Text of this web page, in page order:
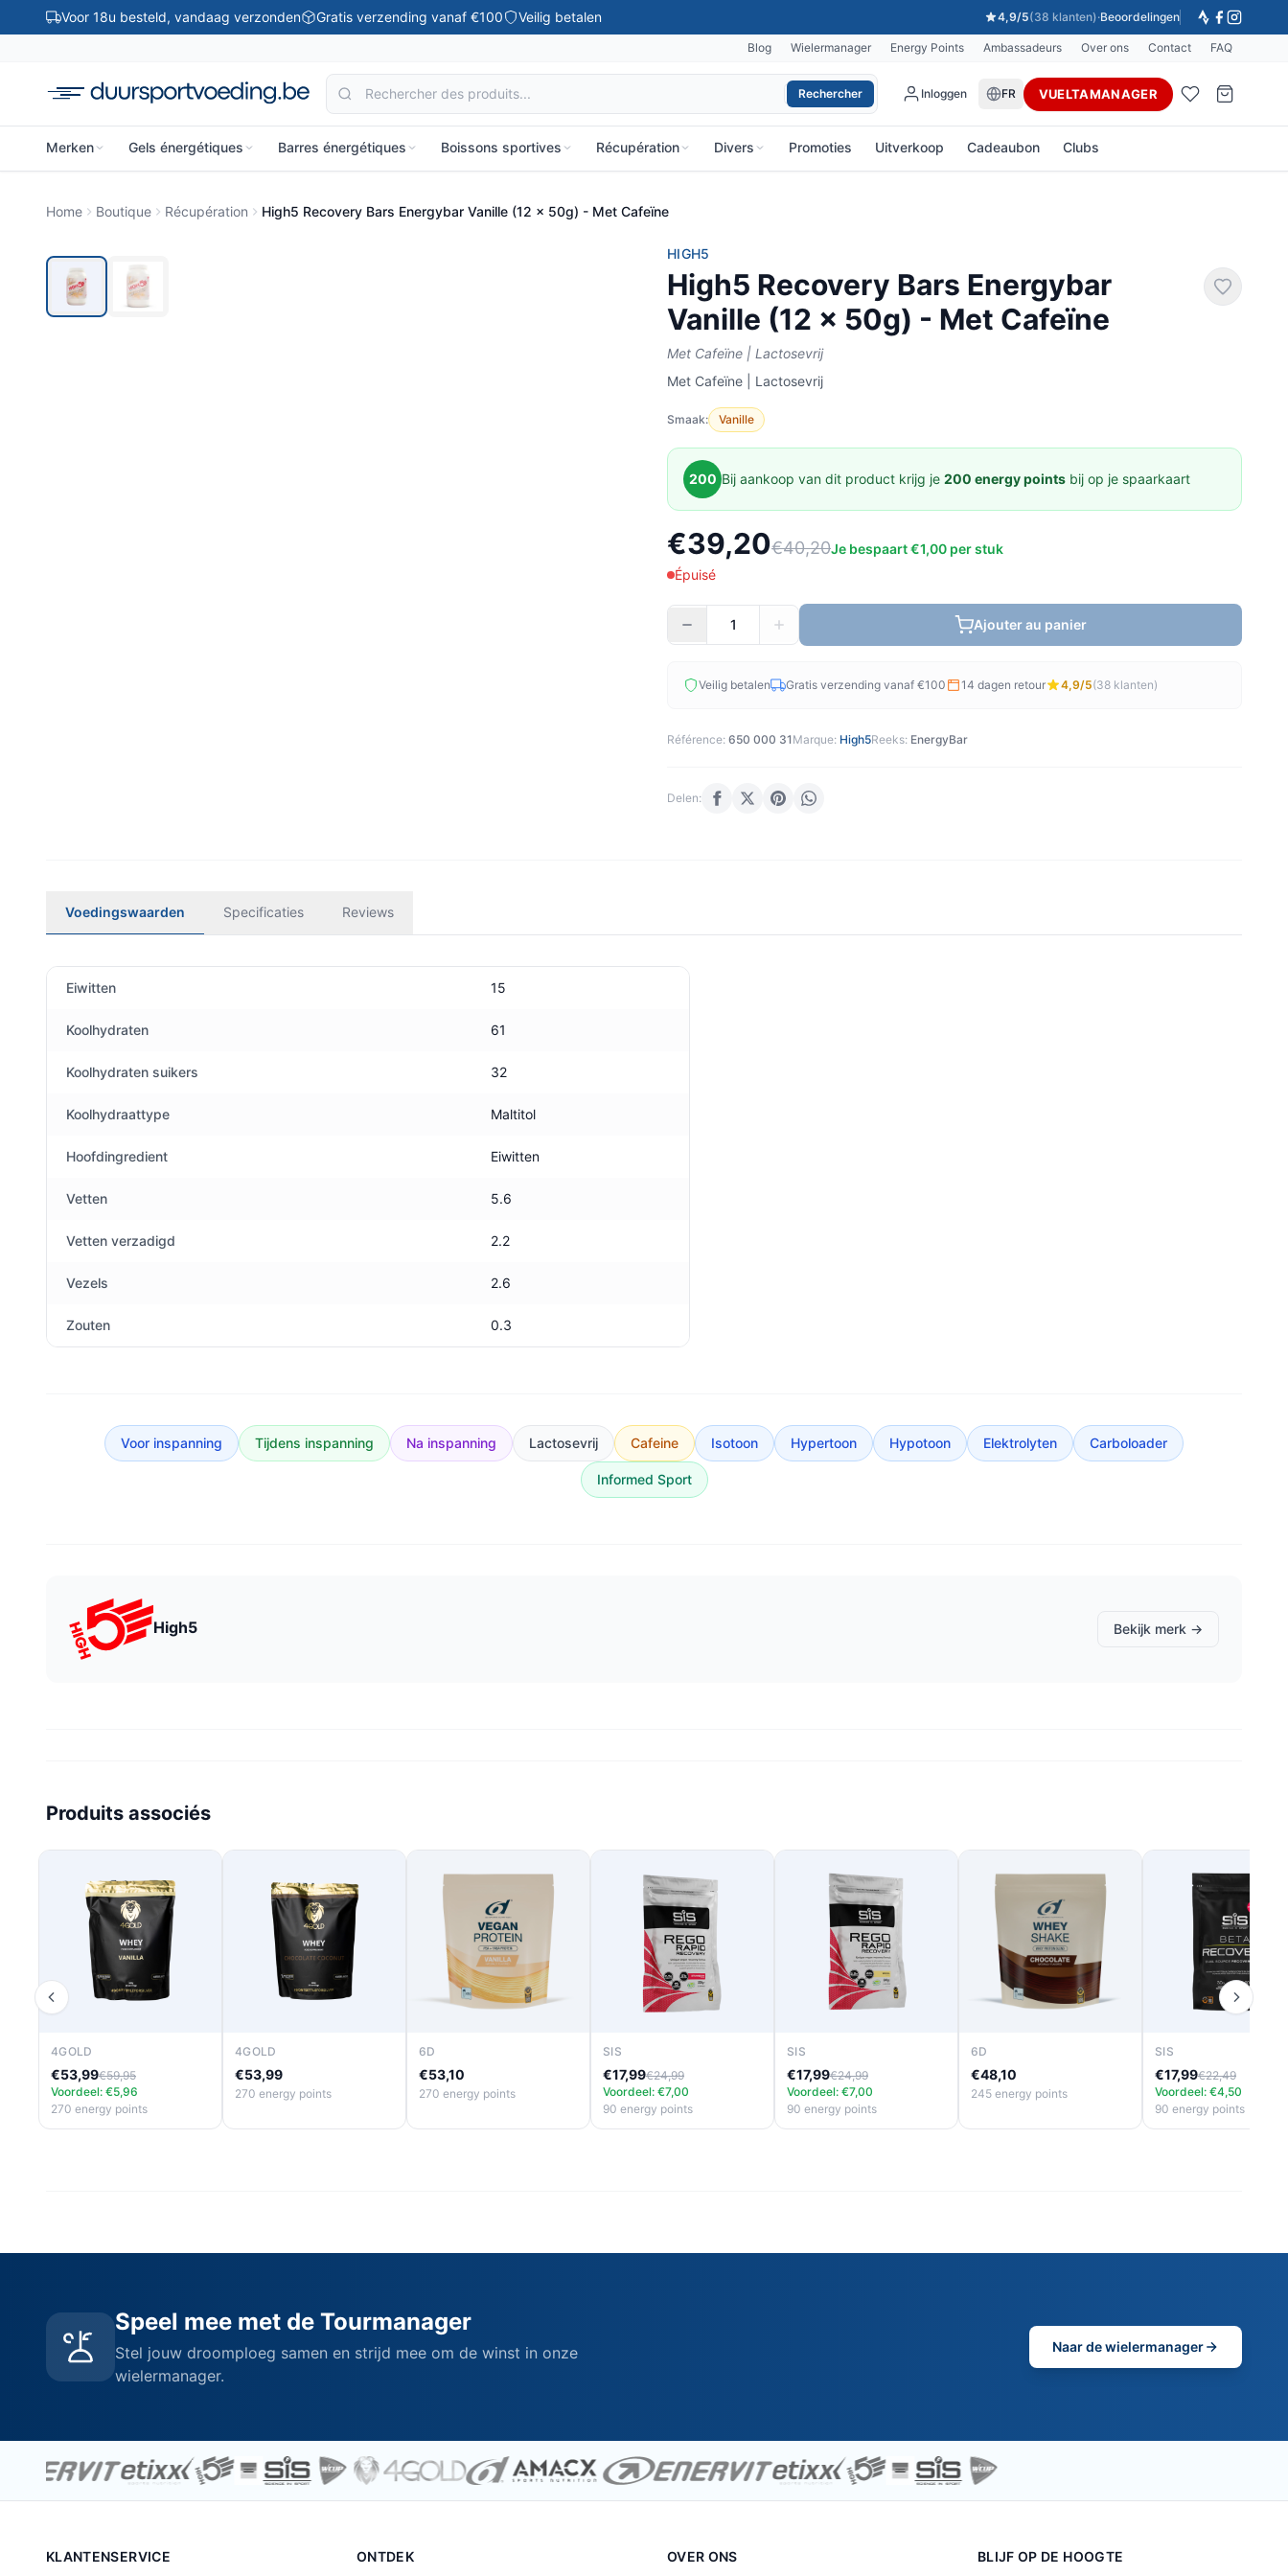
Ga naar inhoudVoor 18u besteld, vandaag verzonden Gratis verzending vanaf €100 Veilig betalen 4,9/5(38 klanten)·Beoordelingen
Blog Wielermanager Energy Points Ambassadeurs Over ons Contact FAQ
⌘KRechercher Inloggen FR VUELTAMANAGER
Merken Gels énergétiques Barres énergétiques Boissons sportives Récupération Divers Promoties Uitverkoop Cadeaubon Clubs
Home Boutique Récupération High5 Recovery Bars Energybar Vanille (12 x 50g) - Met Cafeïne
HIGH5
High5 Recovery Bars Energybar
Vanille (12 x 50g) - Met Cafeïne
Met Cafeïne | Lactosevrij
Met Cafeïne | Lactosevrij
Smaak: Vanille
200 Bij aankoop van dit product krijg je 200 energy points bij op je spaarkaart
€39,20€40,20Je bespaart €1,00 per stuk
Épuisé
Ajouter au panier
Veilig betalen Gratis verzending vanaf €100 14 dagen retour 4,9/5(38 klanten)
Référence: 650 000 31 Marque: High5Reeks: EnergyBar
Delen:
Voedingswaarden Specificaties Reviews
Eiwitten 15
Koolhydraten 61
Koolhydraten suikers 32
Koolhydraattype Maltitol
Hoofdingredient Eiwitten
Vetten 5.6
Vetten verzadigd 2.2
Vezels 2.6
Zouten 0.3
Voor inspanning Tijdens inspanning Na inspanning Lactosevrij Cafeine Isotoon Hypertoon Hypotoon Elektrolyten Carboloader
Informed Sport
High5 Bekijk merk →
Produits associés
4GOLD
€53,99€59,95
Voordeel: €5,96
270 energy points
4GOLD
€53,99
270 energy points
6D
€53,10
270 energy points
SIS
€17,99€24,99
Voordeel: €7,00
90 energy points
SIS
€17,99€24,99
Voordeel: €7,00
90 energy points
6D
€48,10
245 energy points
SIS
€17,99€22,49
Voordeel: €4,50
90 energy points
Speel mee met de Tourmanager
Stel jouw droomploeg samen en strijd mee om de winst in onze
wielermanager.
Naar de wielermanager
KLANTENSERVICE ONTDEK OVER ONS BLIJF OP DE HOOGTE